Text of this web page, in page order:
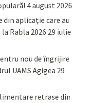
4 august 2026
din aplicație care au
Rabla 2026 29 iulie
nou de îngrijire
UAMS Agigea 29
retrase din